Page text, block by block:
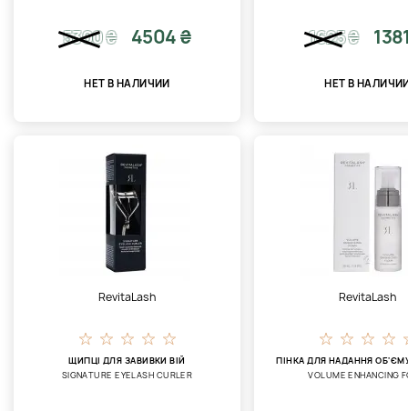
5300₴ 4504 ₴
НЕТ В НАЛИЧИИ
1625₴
НЕТ В
RevitaLash
ЩИПЦІ ДЛЯ ЗАВИВКИ ВІЙ
SIGNATURE EYELASH CURLER
RevitaLash
ПІНКА ДЛЯ НАДАННЯ
VOLUME ENHANCING